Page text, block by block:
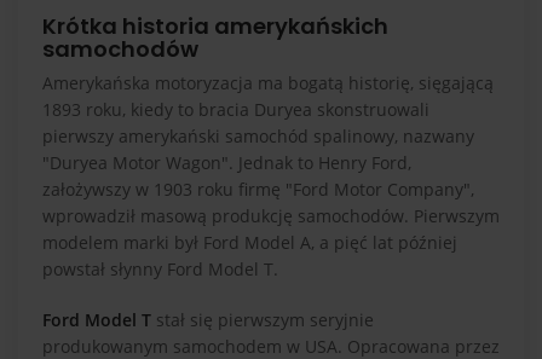
Krótka historia amerykańskich
samochodów
Amerykańska motoryzacja ma bogatą historię, sięgającą
1893 roku, kiedy to bracia Duryea skonstruowali
pierwszy amerykański samochód spalinowy, nazwany
"Duryea Motor Wagon". Jednak to Henry Ford,
założywszy w 1903 roku firmę "Ford Motor Company",
wprowadził masową produkcję samochodów. Pierwszym
modelem marki był Ford Model A, a pięć lat później
powstał słynny Ford Model T.
Ford Model T stał się pierwszym seryjnie
produkowanym samochodem w USA. Opracowana przez